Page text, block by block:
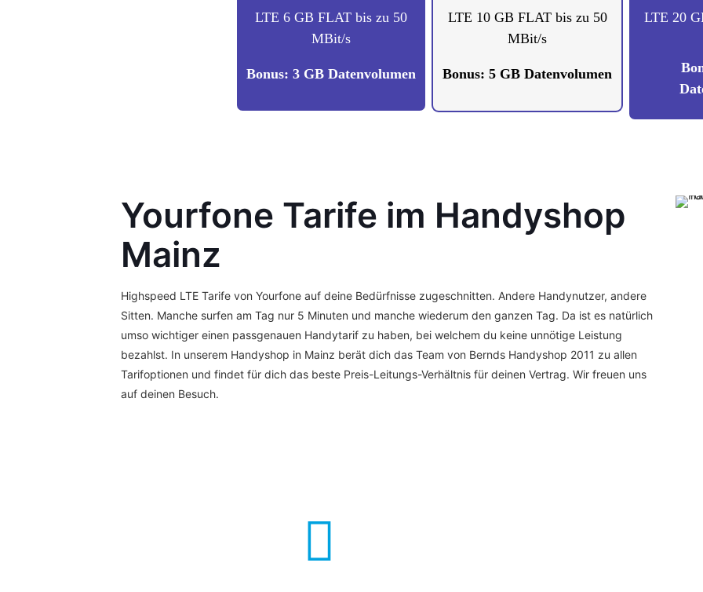
LTE 6 GB FLAT bis zu 50
MBit/s
Bonus: 3 GB Datenvolumen
LTE 10 GB FLAT bis zu 50
MBit/s
Bonus: 5 GB Datenvolumen
LTE 20
Yourfone Tarife im Handyshop
Mainz
Highspeed LTE Tarife von Yourfone auf deine Bedürfnisse zugeschnitten. Andere Handynutzer, andere
Sitten. Manche surfen am Tag nur 5 Minuten und manche wiederum den ganzen Tag. Da ist es natürlich
umso wichtiger einen passgenauen Handytarif zu haben, bei welchem du keine unnötige Leistung
bezahlst. In unserem Handyshop in Mainz berät dich das Team von Bernds Handyshop 2011 zu allen
Tarifoptionen und findet für dich das beste Preis-Leitungs-Verhältnis für deinen Vertrag. Wir freuen uns
auf deinen Besuch.